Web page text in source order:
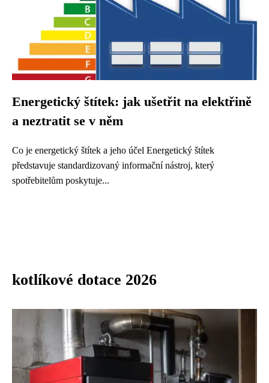
Energetický štítek: jak ušetřit na elektřině
a neztratit se v něm
Co je energetický štítek a jeho účel Energetický štítek
představuje standardizovaný informační nástroj, který
spotřebitelům poskytuje...
kotlíkové dotace 2026